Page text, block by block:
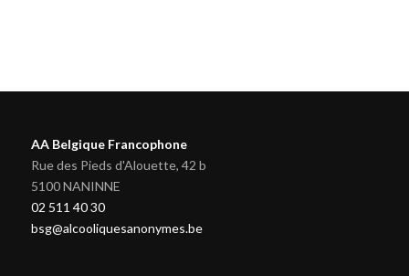
AA Belgique Francophone
Rue des Pieds d'Alouette, 42 b
5100 NANINNE
02 511 40 30
bsg@alcooliquesanonymes.be